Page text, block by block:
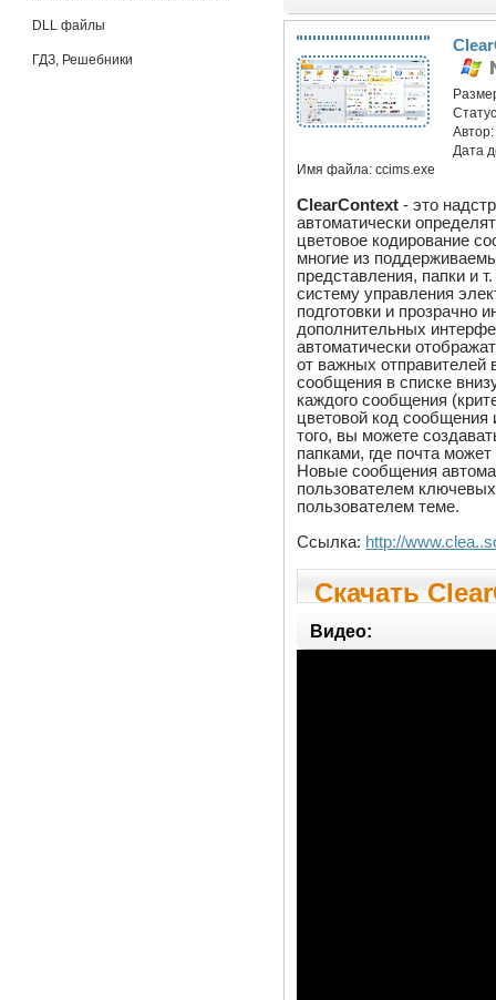
DLL файлы
ГДЗ, Решебники
Дата
Имя файла:ccims.exe
ClearContext - это
автоматически
цветовое кодирование
многие из
представления, папки и
систему управления
подготовки и прозрачно
дополнительных
автоматически
от важных
сообщения в списке
каждого сообщения
цветовой код сообщения
того, вы можете
папками, где почта
Новые сообщения
пользователем
пользователем теме.
Ссылка: http://
Скачать
Видео: